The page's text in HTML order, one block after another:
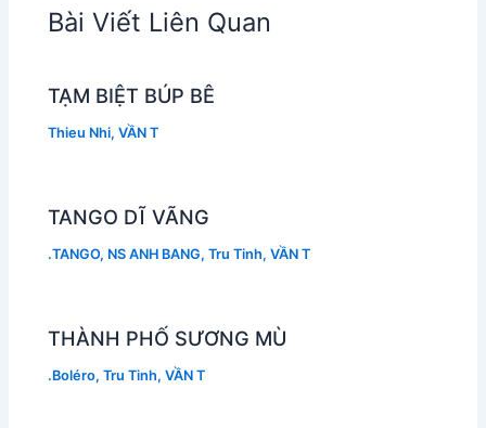
Bài Viết Liên Quan
TẠM BIỆT BÚP BÊ
Thieu Nhi,VẦN T
TANGO DĨ VÃNG
.TANGO, NS ANH BANG,Tru Tinh,VẦN T
THÀNH PHỐ SƯƠNG MÙ
.Boléro,Tru Tinh,VẦN T